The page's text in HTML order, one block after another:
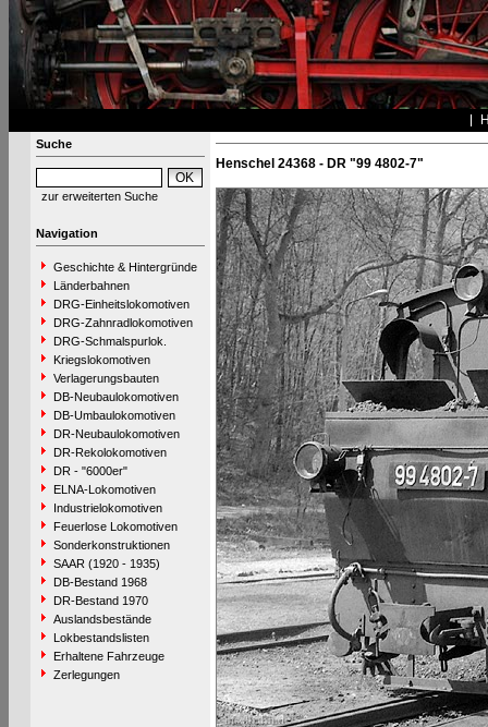
Suche
zur erweiterten Suche
Navigation
Geschichte & Hintergründe
Länderbahnen
DRG-Einheitslokomotiven
DRG-Zahnradlokomotiven
DRG-Schmalspurlok.
Kriegslokomotiven
Verlagerungsbauten
DB-Neubaulokomotiven
DB-Umbaulokomotiven
DR-Neubaulokomotiven
DR-Rekolokomotiven
DR - "6000er"
ELNA-Lokomotiven
Industrielokomotiven
Feuerlose Lokomotiven
Sonderkonstruktionen
SAAR (1920 - 1935)
DB-Bestand 1968
DR-Bestand 1970
Auslandsbestände
Lokbestandslisten
Erhaltene Fahrzeuge
Zerlegungen
Henschel 24368 - DR "99 4802-7"